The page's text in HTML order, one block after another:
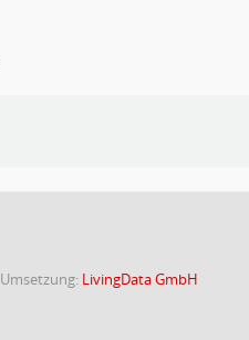
Umsetzung: LivingData GmbH